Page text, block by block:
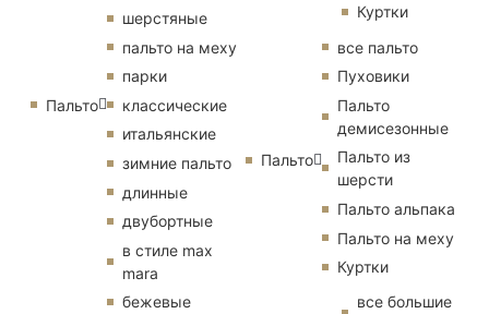
Пальто
шерстяные
пальто на меху
парки
классические
итальянские
зимние пальто
длинные
двубортные
в стиле max
mara
бежевые
Куртки
Пальто
все пальто
Пуховики
Пальто
демисезонные
Пальто из
шерсти
Пальто альпака
Пальто на меху
Куртки
все большие